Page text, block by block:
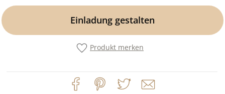
Einladung gestalten
Produkt merken